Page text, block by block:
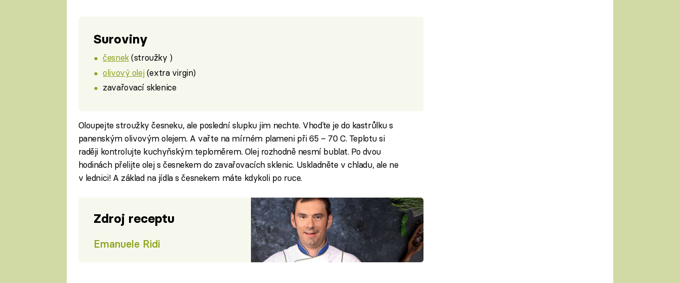
Suroviny
česnek(stroužky )
olivový olej(extra virgin)
zavařovací sklenice
Oloupejte stroužky česneku, ale poslední slupku jim nechte. Vhoďte je do kastrůlku s
panenským olivovým olejem. A vařte na mírném plameni při 65 – 70 C. Teplotu si
raději kontrolujte kuchyňským teploměrem. Olej rozhodně nesmí bublat. Po dvou
hodinách přelijte olej s česnekem do zavařovacích sklenic. Uskladněte v chladu, ale ne
v lednici! A základ na jídla s česnekem máte kdykoli po ruce.
Zdroj receptu
Emanuele Ridi